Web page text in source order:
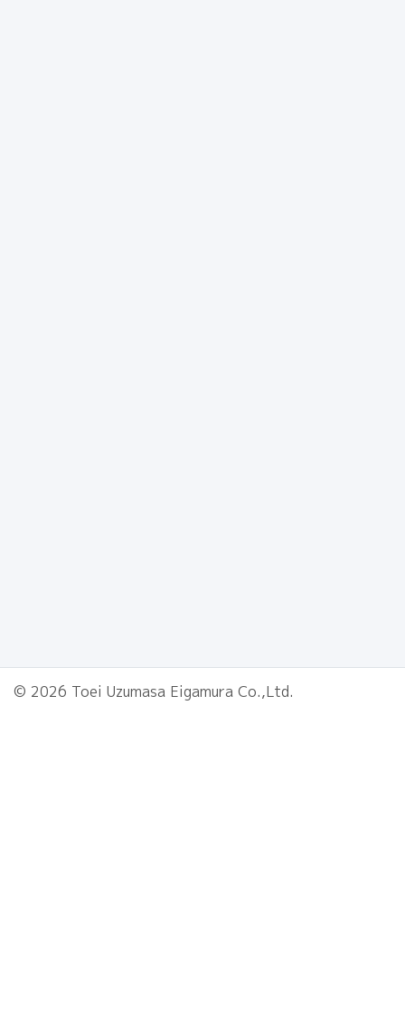
© 2026 Toei Uzumasa Eigamura Co.,Ltd.